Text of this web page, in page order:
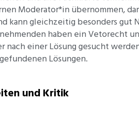
Moderator*in übernommen,
kann gleichzeitig besonders
haben ein Vetorecht
nach einer Lösung gesucht
Lösungen.
und Kritik